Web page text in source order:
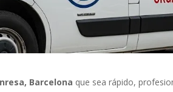
Barcelona que sea rápido,